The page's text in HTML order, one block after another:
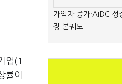
업(1
률이
가입자 증가·AIDC
장 본궤도